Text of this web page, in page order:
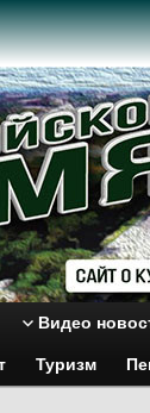
Видео
Туризм